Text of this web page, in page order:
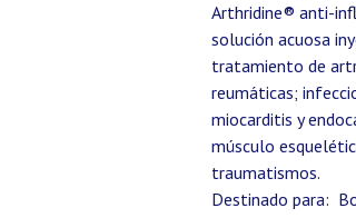
Arthridine® anti-
solución acuosa
tratamiento de
reumáticas;
miocarditis y
músculo
traumatismos.
Destinado para: